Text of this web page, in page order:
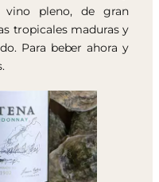
pleno, de gran
tropicales maduras y
Para beber ahora y